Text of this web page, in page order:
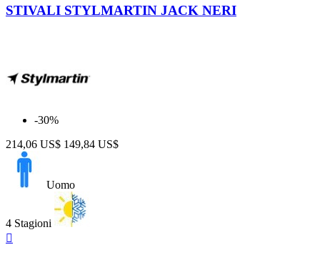
Nero
STIVALI STYLMARTIN JACK NERI
-30%
214,06 US$ 149,84 US$
Uomo
4 Stagioni
